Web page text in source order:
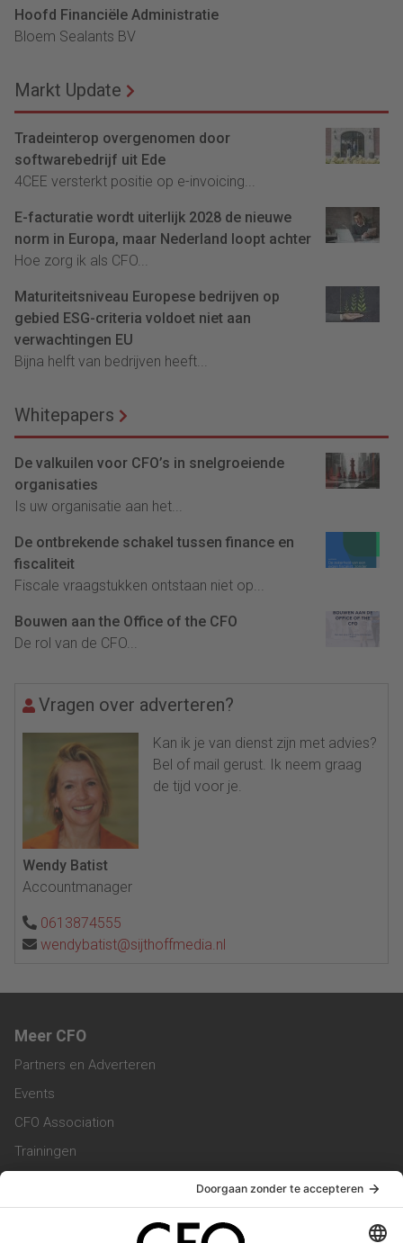
Hoofd Financiële Administratie
Bloem Sealants BV
Markt Update
Tradeinterop overgenomen door
softwarebedrijf uit Ede
4CEE versterkt positie op e-invoicing...
E-facturatie wordt uiterlijk 2028 de nieuwe
norm in Europa, maar Nederland loopt achter
Hoe zorg ik als CFO...
Maturiteitsniveau Europese bedrijven op
gebied ESG-criteria voldoet niet aan
verwachtingen EU
Bijna helft van bedrijven heeft...
Whitepapers
De valkuilen voor CFO’s in snelgroeiende
organisaties
Is uw organisatie aan het...
De ontbrekende schakel tussen finance en
fiscaliteit
Fiscale vraagstukken ontstaan niet op...
Bouwen aan the Office of the CFO
De rol van de CFO...
Vragen over adverteren?
Kan ik je van dienst zijn met advies?
Bel of mail gerust. Ik neem graag
de tijd voor je.
Wendy Batist
Accountmanager
0613874555
wendybatist@sijthoffmedia.nl
Meer CFO
Partners en Adverteren
Events
CFO Association
Trainingen
Vacatures
Service & Contact